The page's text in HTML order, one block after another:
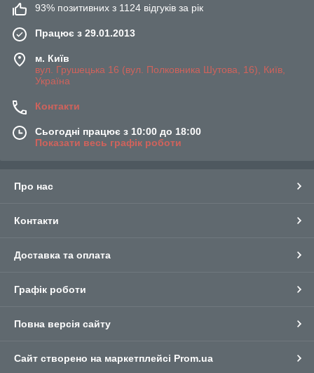
93% позитивних з 1124 відгуків за рік
Працює з 29.01.2013
м. Київ
вул. Грушецька 16 (вул. Полковника Шутова, 16), Київ,
Україна
Контакти
Сьогодні працює з 10:00 до 18:00
Показати весь графік роботи
Про нас
Контакти
Доставка та оплата
Графік роботи
Повна версія сайту
Сайт створено на маркетплейсі Prom.ua